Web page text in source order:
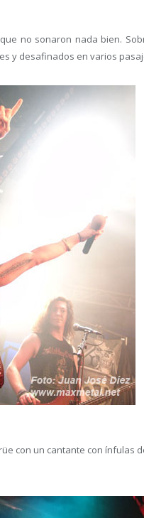
no sonaron nada bien.
y desafinados en varios
con un cantante con ínfulas